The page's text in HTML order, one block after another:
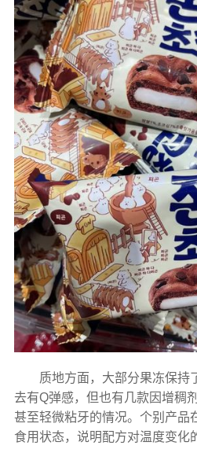
质地方面，大部分果冻保持
去有Q弹感，但也有几款因增稠
甚至轻微粘牙的情况。个别产品
食用状态，说明配方对温度变化